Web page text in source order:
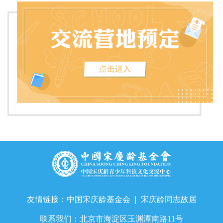
友情链接： 中国宋庆龄基金会 宋庆龄同志故居
联系我们： 北京市海淀区玉渊潭南路11号